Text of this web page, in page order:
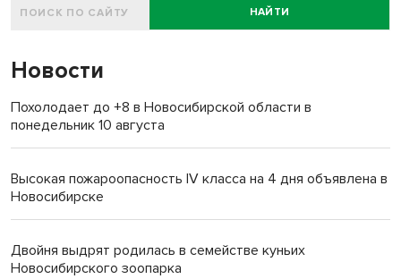
НАЙТИ
Новости
Похолодает до +8 в Новосибирской области в
понедельник 10 августа
Высокая пожароопасность IV класса на 4 дня объявлена в
Новосибирске
Двойня выдрят родилась в семействе куньих
Новосибирского зоопарка